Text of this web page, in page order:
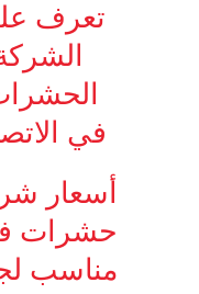
تعرف
في
أسعار
حشرات
مناسب